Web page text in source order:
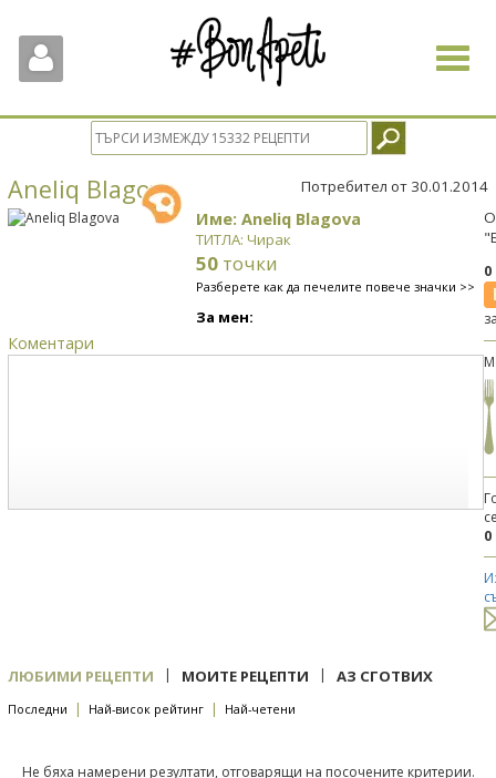
Toggle
Aneliq Blagova Потребител от 30.01.2014
Име: Aneliq Blagova
ТИТЛА: Чирак
50 точки
Разберете как да печелите повече значки >>
За мен:
Коментари
0
ЛЮБИМИ РЕЦЕПТИ | МОИТЕ РЕЦЕПТИ | АЗ СГОТВИХ
Последни | Най-висок рейтинг | Най-четени
Не бяха намерени резултати, отговарящи на посочените критерии.